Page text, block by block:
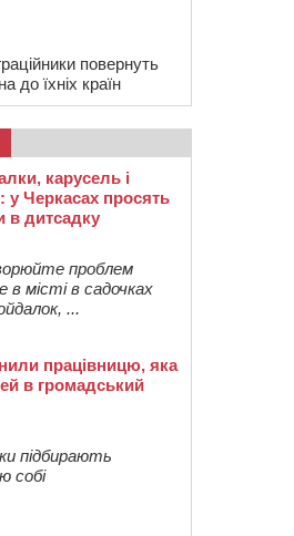
повернуть
до їхніх країн
карусель і
у Черкасах просять
в дитсадку
проблем
в місті в садочках
...
працівницю, яка
в громадський
підбирають
собі